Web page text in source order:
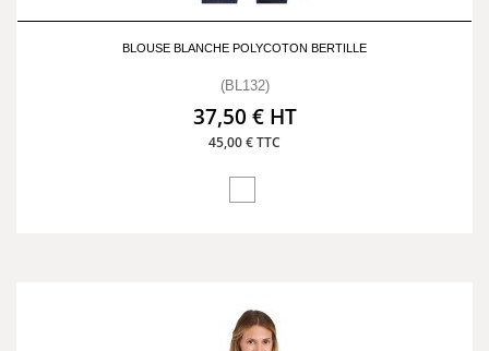
BLOUSE BLANCHE POLYCOTON BERTILLE
(BL132)
37,50 € HT
45,00 € TTC